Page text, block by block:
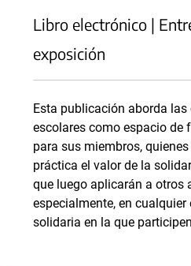
Libro electrónico |
exposición
Esta publicación aborda las
escolares como espacio de
para sus miembros,
práctica el valor de la
que luego aplicarán a otros
especialmente, en
solidaria en la que